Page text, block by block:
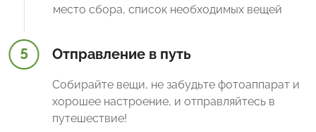
место сбора, список необходимых вещей
5 Отправление в путь
Собирайте вещи, не забудьте фотоаппарат и
хорошее настроение, и отправляйтесь в
путешествие!